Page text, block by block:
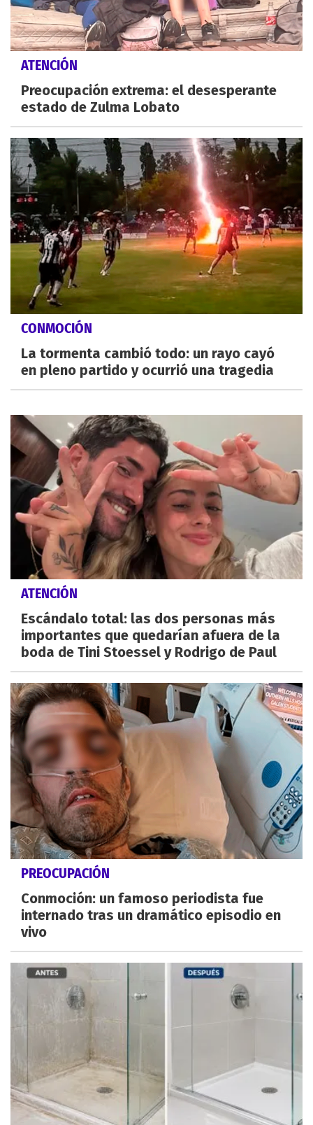
ATENCIÓN
Preocupación extrema: el desesperante
estado de Zulma Lobato
CONMOCIÓN
La tormenta cambió todo: un rayo cayó
en pleno partido y ocurrió una tragedia
ATENCIÓN
Escándalo total: las dos personas más
importantes que quedarían afuera de la
boda de Tini Stoessel y Rodrigo de Paul
PREOCUPACIÓN
Conmoción: un famoso periodista fue
internado tras un dramático episodio en
vivo